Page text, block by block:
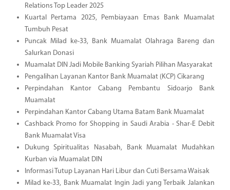
Relations Top Leader 2025
Kuartal Pertama 2025, Pembiayaan Emas Bank Muamalat
Tumbuh Pesat
Puncak Milad ke-33, Bank Muamalat Olahraga Bareng dan
Salurkan Donasi
Muamalat DIN Jadi Mobile Banking Syariah Pilihan Masyarakat
Pengalihan Layanan Kantor Bank Muamalat (KCP) Cikarang
Perpindahan Kantor Cabang Pembantu Sidoarjo Bank
Muamalat
Perpindahan Kantor Cabang Utama Batam Bank Muamalat
Cashback Promo for Shopping in Saudi Arabia - Shar-E Debit
Bank Muamalat Visa
Dukung Spiritualitas Nasabah, Bank Muamalat Mudahkan
Kurban via Muamalat DIN
Informasi Tutup Layanan Hari Libur dan Cuti Bersama Waisak
Milad ke-33, Bank Muamalat Ingin Jadi yang Terbaik Jalankan